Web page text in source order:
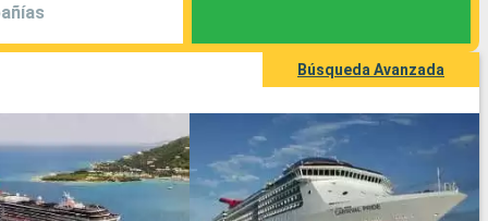
Búsqueda Avanzada